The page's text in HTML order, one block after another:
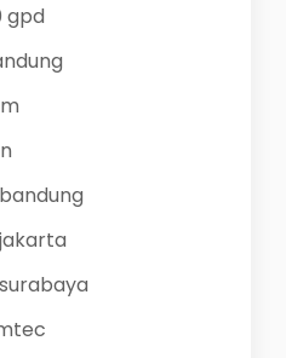
gpd